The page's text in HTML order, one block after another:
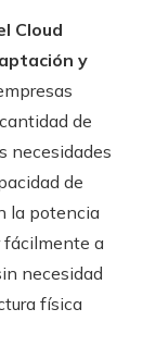
Cloud
y
de
necesidades
de
la potencia
fácilmente a
necesidad
física